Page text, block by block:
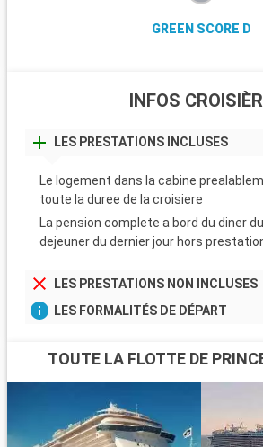
GREEN SCORE D
INFOS
LES PRESTATIONS INCLUSES
Le logement dans la cabine
toute la duree de la croisiere
La pension complete a bord du diner
dejeuner du dernier jour hors
LES PRESTATIONS NON INCLUSES
LES FORMALITÉS DE DÉPART
TOUTE LA FLOTTE DE